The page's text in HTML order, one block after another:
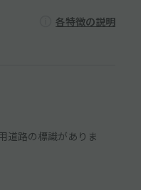
各特徴の説明
道路の標識がありま